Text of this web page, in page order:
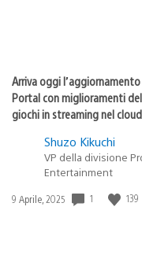
Arriva oggi
Portal con miglioramenti
giochi in streaming nel cloud
Shuzo Kikuchi
VP della divisione
Entertainment
Data
9 Aprile, 2025 1 139